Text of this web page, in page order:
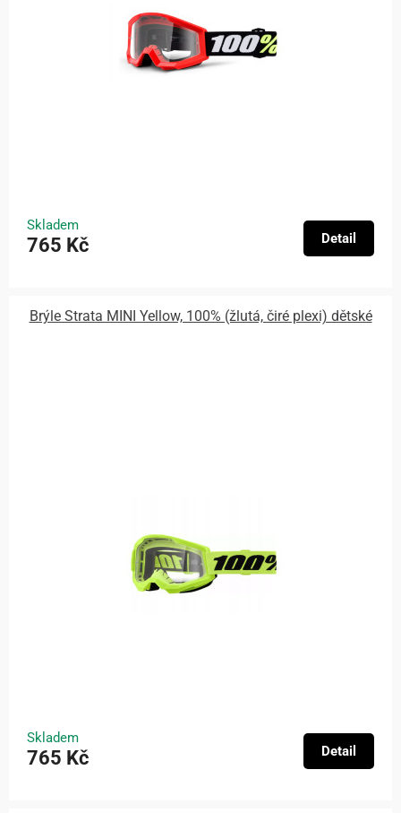
Skladem
765 Kč Detail
Brýle Strata MINI Yellow, 100% (žlutá, čiré plexi) dětské
Skladem
765 Kč Detail